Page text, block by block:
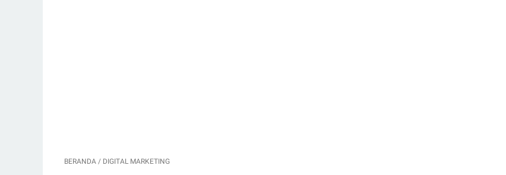
BERANDA / DIGITAL MARKETING